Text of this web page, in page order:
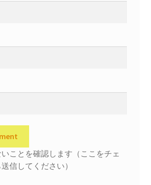
ことを確認します（ここをチェ
信してください）